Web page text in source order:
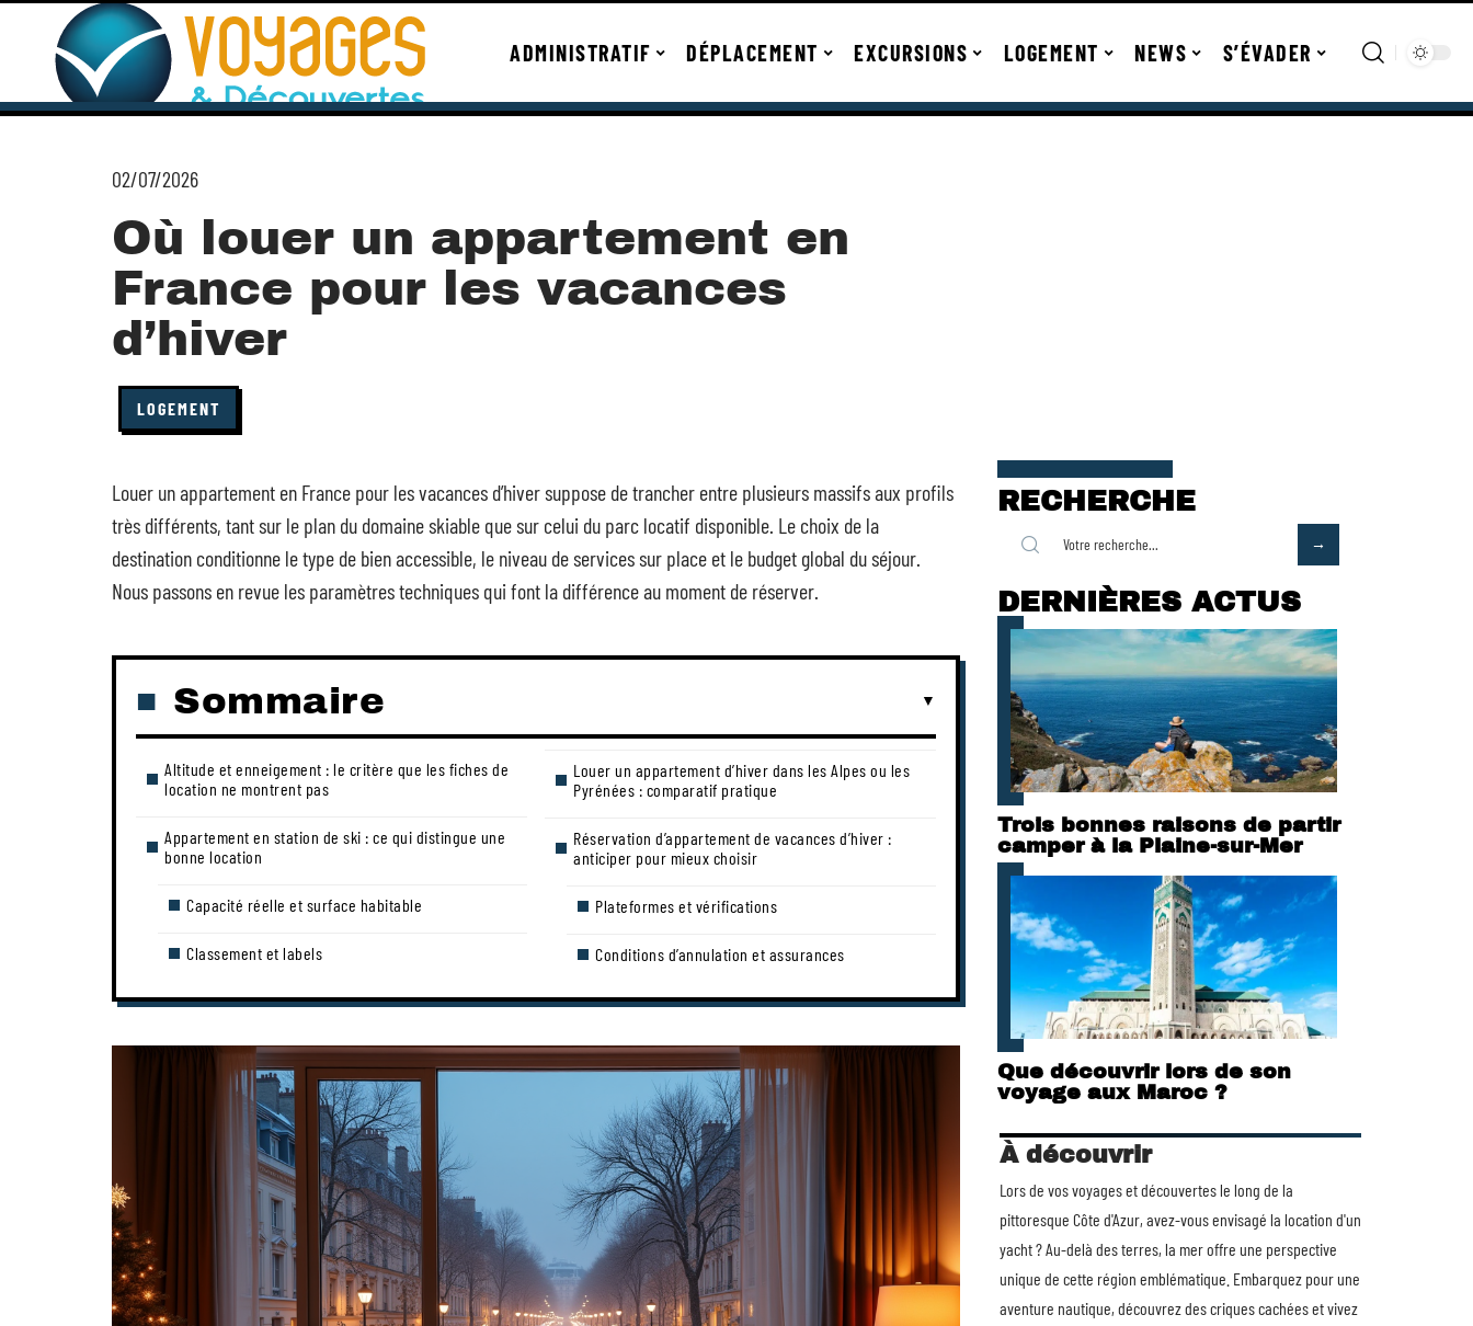
ADMINISTRATIF DÉPLACEMENT EXCURSIONS LOGEMENT NEWS S’ÉVADER
02/07/2026
Où louer un appartement en
France pour les vacances
d’hiver
LOGEMENT
Louer un appartement en France pour les vacances d’hiver suppose de trancher entre plusieurs massifs aux profils
très différents, tant sur le plan du domaine skiable que sur celui du parc locatif disponible. Le choix de la
destination conditionne le type de bien accessible, le niveau de services sur place et le budget global du séjour.
Nous passons en revue les paramètres techniques qui font la différence au moment de réserver.
Sommaire
Altitude et enneigement : le critère que les fiches de
location ne montrent pas
Appartement en station de ski : ce qui distingue une
bonne location
Capacité réelle et surface habitable
Classement et labels
Louer un appartement d’hiver dans les Alpes ou les
Pyrénées : comparatif pratique
Réservation d’appartement de vacances d’hiver :
anticiper pour mieux choisir
Plateformes et vérifications
Conditions d’annulation et assurances
RECHERCHE
DERNIÈRES ACTUS
Trois bonnes raisons de partir
camper à la Plaine-sur-Mer
Que découvrir lors de son
voyage aux Maroc ?
À découvrir
Lors de vos voyages et découvertes le long de la
pittoresque Côte d'Azur, avez-vous envisagé la location d'un
yacht? Au-delà des terres, la mer offre une perspective
unique de cette région emblématique. Embarquez pour une
aventure nautique, découvrez des criques cachées et vivez